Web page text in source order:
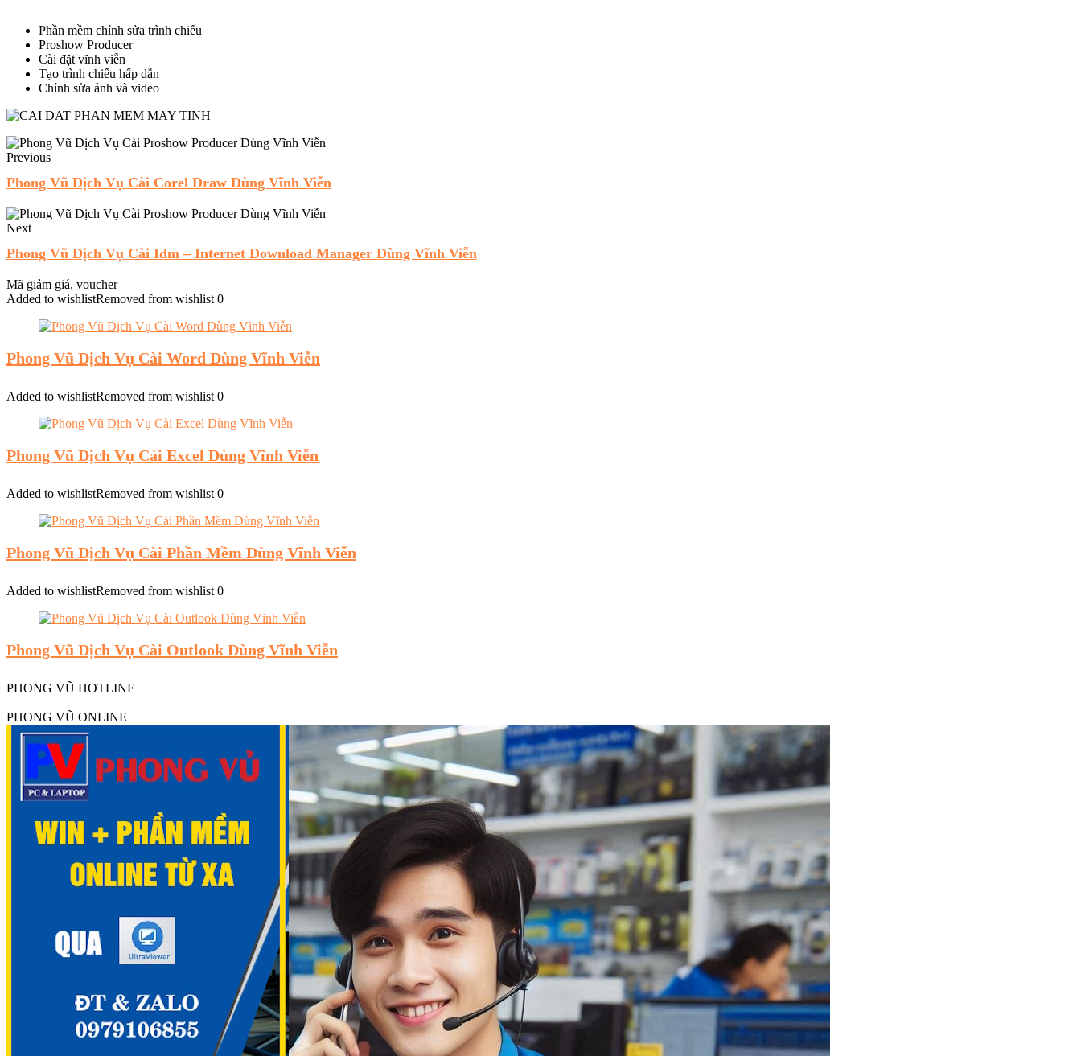
Phần mềm chỉnh sửa trình chiếu
Proshow Producer
Cài đặt vĩnh viễn
Tạo trình chiếu hấp dẫn
Chỉnh sửa ảnh và video
Previous
Phong Vũ Dịch Vụ Cài Corel Draw Dùng Vĩnh Viễn
Next
Phong Vũ Dịch Vụ Cài Idm – Internet Download Manager Dùng Vĩnh Viễn
Mã giảm giá, voucher
Added to wishlistRemoved from wishlist 0
Phong Vũ Dịch Vụ Cài Word Dùng Vĩnh Viễn
Added to wishlistRemoved from wishlist 0
Phong Vũ Dịch Vụ Cài Excel Dùng Vĩnh Viễn
Added to wishlistRemoved from wishlist 0
Phong Vũ Dịch Vụ Cài Phần Mềm Dùng Vĩnh Viễn
Added to wishlistRemoved from wishlist 0
Phong Vũ Dịch Vụ Cài Outlook Dùng Vĩnh Viễn
PHONG VŨ HOTLINE
PHONG VŨ ONLINE